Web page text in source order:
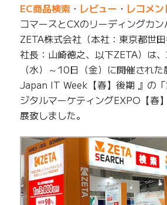
EC商品検索・ レビュー ・ レコメン
コマースとCXのリーディングカ
ZETA株式会社（本社：東京都世
社長：山崎徳之、以下ZETA）は
（水）～10日（金）に開催され
Japan IT Week【春】後期 』の
ジタルマーケティングEXPO【春
展致しました。